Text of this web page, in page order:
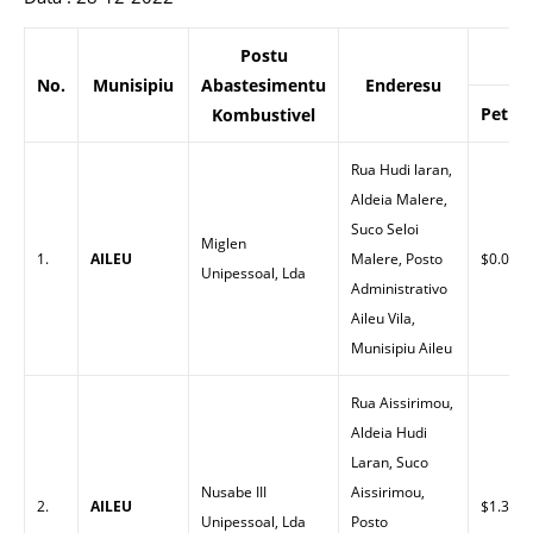
No. Munisipiu
Postu
Abastesimentu
Kombustivel
Enderesu
Petrol
1. AILEU
Miglen
Unipessoal, Lda
Rua Hudi laran,
Aldeia Malere,
Suco Seloi
Malere, Posto
Administrativo
Aileu Vila,
Munisipiu Aileu
$0.00
2. AILEU
Nusabe III
Unipessoal, Lda
Rua Aissirimou,
Aldeia Hudi
Laran, Suco
Aissirimou,
Posto
$1.30